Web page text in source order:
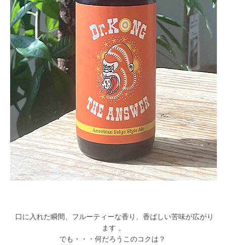
口に入れた瞬間、フルーティーな香り、香ばしい苦味が広がり
ます 。
でも・・・何だろうこのコクは？